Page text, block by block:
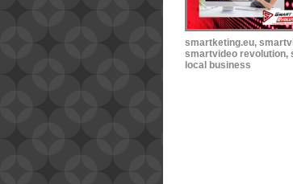
smartketing.eu,
smartvideo revolution,
local business